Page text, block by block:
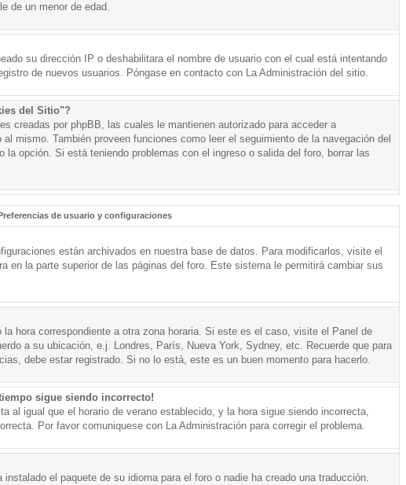
de un menor de edad.
su dirección IP o deshabilitara el nombre de usuario con el cual está intentando
de nuevos usuarios. Póngase en contacto con La Administración del sitio.
del Sitio"?
creadas por phpBB, las cuales le mantienen autorizado para acceder a
mismo. También proveen funciones como leer el seguimiento de la navegación del
la opción. Si está teniendo problemas con el ingreso o salida del foro, borrar las
de usuario y configuraciones
están archivados en nuestra base de datos. Para modificarlos, visite el
en la parte superior de las páginas del foro. Este sistema le permitirá cambiar sus
hora correspondiente a otra zona horaria. Si este es el caso, visite el Panel de
a su ubicación, e.j. Londres, París, Nueva York, Sydney, etc. Recuerde que para
debe estar registrado. Si no lo está, este es un buen momento para hacerlo.
sigue siendo incorrecto!
al igual que el horario de verano establecido, y la hora sigue siendo incorrecta,
Por favor comuniquese con La Administración para corregir el problema.
el paquete de su idioma para el foro o nadie ha creado una traducción.